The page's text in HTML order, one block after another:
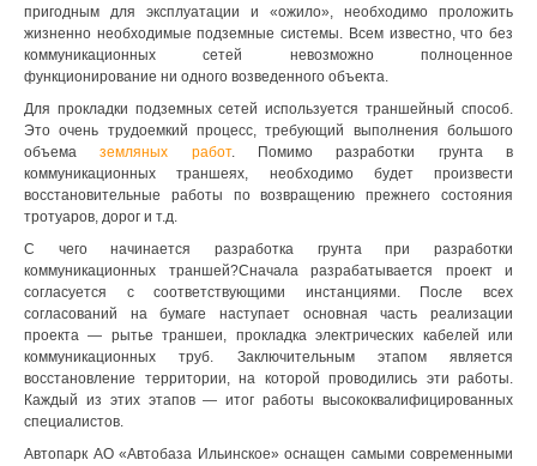
пригодным для эксплуатации и «ожило», необходимо проложить
жизненно необходимые подземные системы. Всем известно, что без
коммуникационных сетей невозможно полноценное
функционирование ни одного возведенного объекта.
Для прокладки подземных сетей используется траншейный способ.
Это очень трудоемкий процесс, требующий выполнения большого
объемаземляных работ. Помимо разработки грунта в
коммуникационных траншеях, необходимо будет произвести
восстановительные работы по возвращению прежнего состояния
тротуаров, дорог и т.д.
С чего начинается разработка грунта при разработки
коммуникационных траншей?Сначала разрабатывается проект и
согласуется с соответствующими инстанциями. После всех
согласований на бумаге наступает основная часть реализации
проекта — рытье траншеи, прокладка электрических кабелей или
коммуникационных труб. Заключительным этапом является
восстановление территории, на которой проводились эти работы.
Каждый из этих этапов — итог работы высококвалифицированных
специалистов.
Автопарк АО «Автобаза Ильинское» оснащен самыми современными